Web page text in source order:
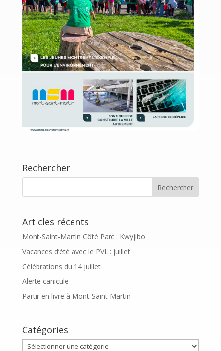
Rechercher
Articles récents
Mont-Saint-Martin Côté Parc : Kwyjibo
Vacances d’été avec le PVL : juillet
Célébrations du 14 juillet
Alerte canicule
Partir en livre à Mont-Saint-Martin
Catégories
Catégories